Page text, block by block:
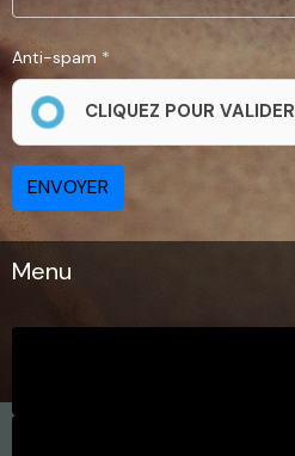
Anti-spam
CLIQUEZ POUR VALIDER
ENVOYER
Menu